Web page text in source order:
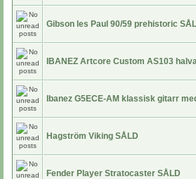
Gibson les Paul 90/59 prehistoric
IBANEZ Artcore Custom AS103
Ibanez G5ECE-AM klassisk gitarr
Hagström Viking SÅLD
Fender Player Stratocaster SÅLD